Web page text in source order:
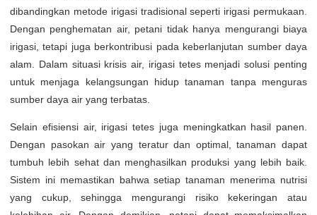
dibandingkan metode irigasi tradisional seperti irigasi permukaan.
Dengan penghematan air, petani tidak hanya mengurangi biaya
irigasi, tetapi juga berkontribusi pada keberlanjutan sumber daya
alam. Dalam situasi krisis air, irigasi tetes menjadi solusi penting
untuk menjaga kelangsungan hidup tanaman tanpa menguras
sumber daya air yang terbatas.
Selain efisiensi air, irigasi tetes juga meningkatkan hasil panen.
Dengan pasokan air yang teratur dan optimal, tanaman dapat
tumbuh lebih sehat dan menghasilkan produksi yang lebih baik.
Sistem ini memastikan bahwa setiap tanaman menerima nutrisi
yang cukup, sehingga mengurangi risiko kekeringan atau